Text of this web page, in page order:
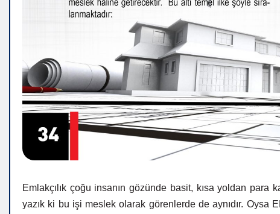
Emlakçılık çoğu insanın gözünde basit, kısa yoldan
yazık ki bu işi meslek olarak görenlerde de aynıdır.